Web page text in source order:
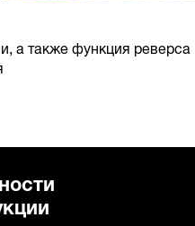
а также функция реверса